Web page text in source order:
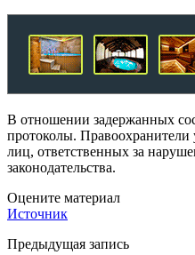
В отношении задержанных
протоколы.
лиц, ответственных за
законодательства.
Оцените материал
Источник
Предыдущая запись